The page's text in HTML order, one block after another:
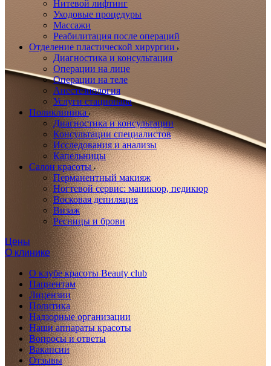
Нитевой лифтинг
Уходовые процедуры
Массажи
Реабилитация после операций
Отделение пластической хирургии
Диагностика и консультация
Операции на лице
Операции на теле
Анестезиология
Услуги стационара
Поликлиника
Диагностика и консультации
Консультации специалистов
Исследования и анализы
Капельницы
Салон красоты
Перманентный макияж
Ногтевой сервис: маникюр, педикюр
Восковая депиляция
Визаж
Ресницы и брови
Цены
О клинике
О клубе красоты Beauty club
Пациентам
Лицензии
Политика
Надзорные организации
Наши аппараты красоты
Вопросы и ответы
Вакансии
Отзывы